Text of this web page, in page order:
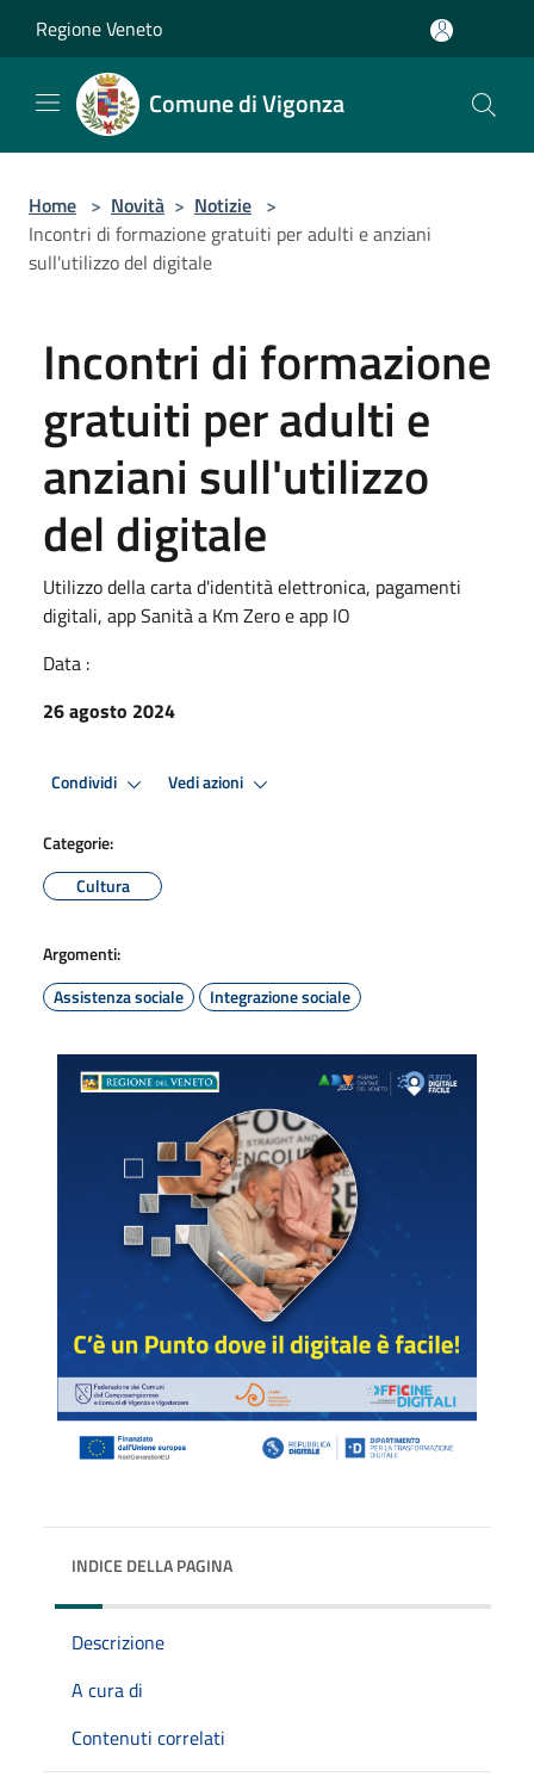
Regione Veneto
Comune di Vigonza
Home > Novità > Notizie >
Incontri di formazione gratuiti per adulti e anziani
sull'utilizzo del digitale
Incontri di formazione
gratuiti per adulti e
anziani sull'utilizzo
del digitale
Utilizzo della carta d'identità elettronica, pagamenti
digitali, app Sanità a Km Zero e app IO
Data :
26 agosto 2024
Condividi Vedi azioni
Categorie:
Cultura
Argomenti:
Assistenza sociale
Integrazione sociale
INDICE DELLA PAGINA
Descrizione
A cura di
Contenuti correlati